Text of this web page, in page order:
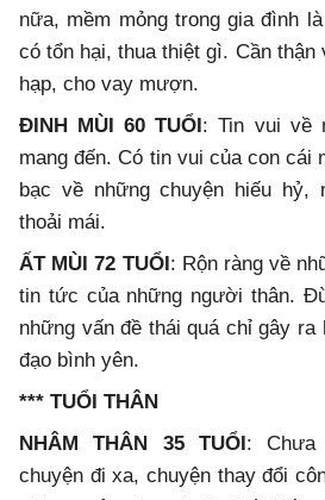
nữa, mềm mỏng trong gia đình
có tổn hại, thua thiệt gì. Cần thận
hạp, cho vay mượn.
ĐINH MÙI 60 TUỔI: Tin vui về
mang đến. Có tin vui của con cái
bạc về những chuyện hiếu hỷ,
thoải mái.
ẤT MÙI 72 TUỔI: Rộn ràng về
tin tức của những người thân.
những vấn đề thái quá chỉ gây ra
đạo bình yên.
*** TUỔI THÂN
NHÂM THÂN 35 TUỔI: Chưa
chuyện đi xa, chuyện thay đổi